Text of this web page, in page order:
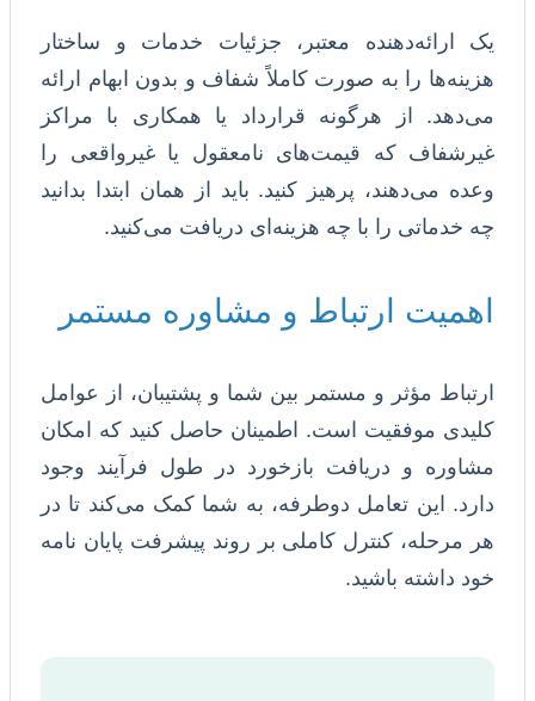
یک ارائه‌دهنده معتبر، جزئیات خدمات و ساختار
هزینه‌ها را به صورت کاملاً شفاف و بدون ابهام ارائه
می‌دهد. از هرگونه قرارداد یا همکاری با مراکز
غیرشفاف که قیمت‌های نامعقول یا غیرواقعی را
وعده می‌دهند، پرهیز کنید. باید از همان ابتدا بدانید
چه خدماتی را با چه هزینه‌ای دریافت می‌کنید.
اهمیت ارتباط و مشاوره مستمر
ارتباط مؤثر و مستمر بین شما و پشتیبان، از عوامل
کلیدی موفقیت است. اطمینان حاصل کنید که امکان
مشاوره و دریافت بازخورد در طول فرآیند وجود
دارد. این تعامل دوطرفه، به شما کمک می‌کند تا در
هر مرحله، کنترل کاملی بر روند پیشرفت پایان نامه
خود داشته باشید.